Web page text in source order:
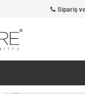
Sipariş